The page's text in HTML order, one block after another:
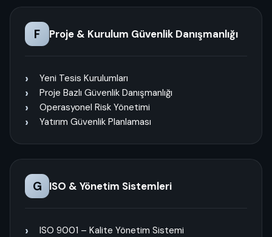
F Proje & Kurulum Güvenlik Danışmanlığı
Yeni Tesis Kurulumları
Proje Bazlı Güvenlik Danışmanlığı
Operasyonel Risk Yönetimi
Yatırım Güvenlik Planlaması
G ISO & Yönetim Sistemleri
ISO 9001 – Kalite Yönetim Sistemi